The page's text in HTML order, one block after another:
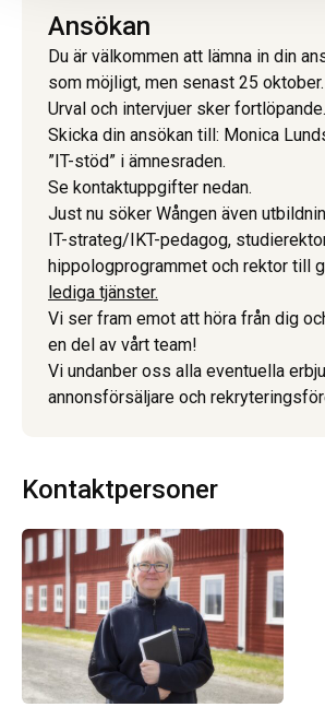
Ansökan
Du är välkommen att lämna in din
som möjligt, men senast 25 oktober.
Urval och intervjuer sker fortlöpande.
Skicka din ansökan till: Monica
”IT-stöd” i ämnesraden.
Se kontaktuppgifter nedan.
Just nu söker Wången även
IT-strateg/IKT-pedagog,
hippologprogrammet och rektor till
lediga tjänster.
Vi ser fram emot att höra från dig
en del av vårt team!
Vi undanber oss alla eventuella
annonsförsäljare och
Kontaktpersoner